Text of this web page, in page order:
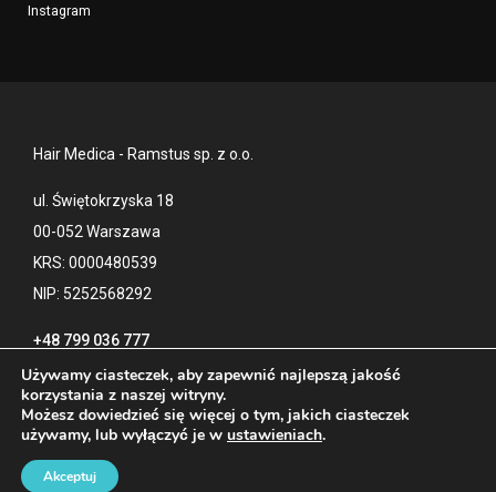
Instagram
Hair Medica - Ramstus sp. z o.o.
ul. Świętokrzyska 18
00-052 Warszawa
KRS: 0000480539
NIP: 5252568292
+48 799 036 777
Kontakt Polityka prywatności
Blog
Używamy ciasteczek, aby zapewnić najlepszą jakość
korzystania z naszej witryny.
Możesz dowiedzieć się więcej o tym, jakich ciasteczek
używamy, lub wyłączyć je w ustawieniach.
Akceptuj